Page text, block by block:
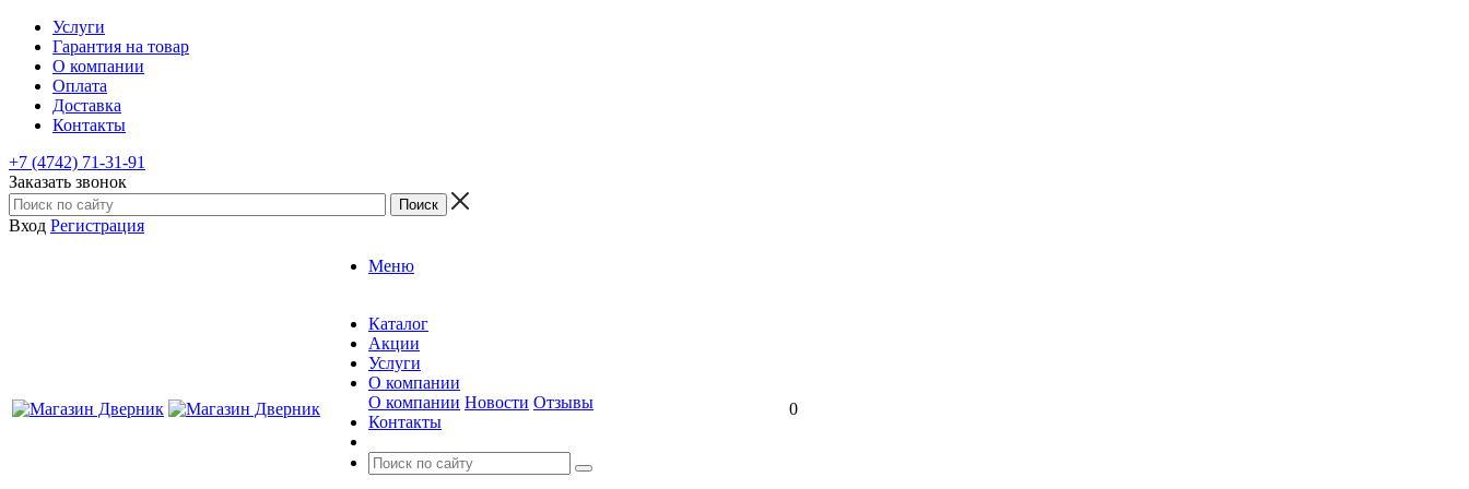
Услуги
Гарантия на товар
О компании
Оплата
Доставка
Контакты
+7 (4742) 71-31-91
Заказать звонок
Вход Регистрация
Меню
Каталог
Акции
Услуги
О компании
О компании Новости Отзывы
Контакты
0